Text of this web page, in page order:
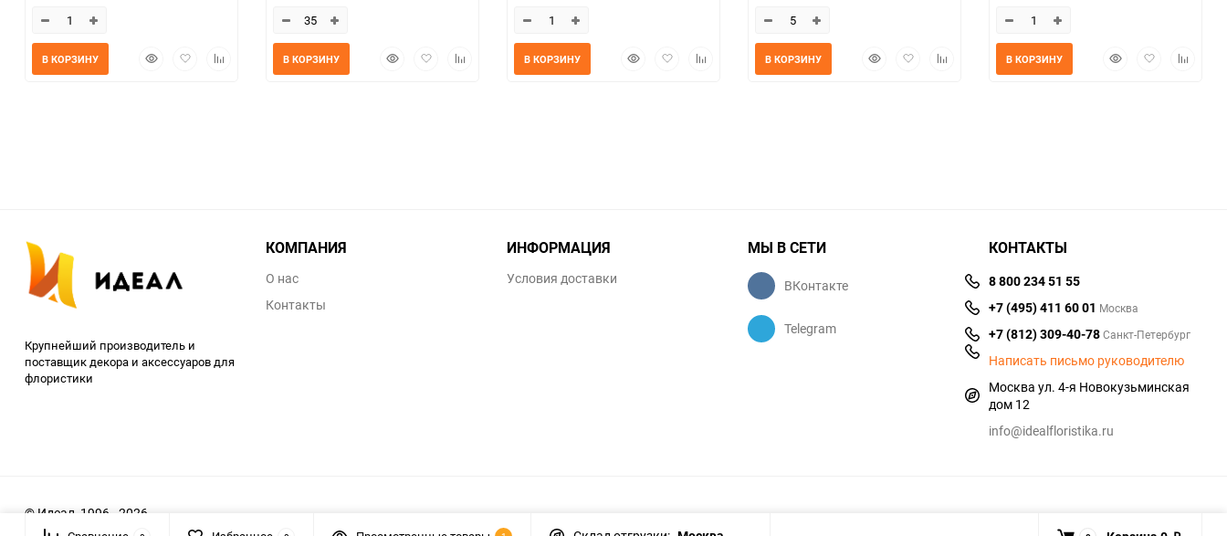
БыстрыйДобавитьДобавить
В КОРЗИНУ
БыстрыйДобавитьДобавить
В КОРЗИНУ
БыстрыйДобавитьДобавить
В КОРЗИНУ
БыстрыйДобавитьДобавить
В КОРЗИНУ
БыстрыйДобавить
В КОРЗИНУ
Крупнейший производитель и
поставщик декора и аксессуаров для
флористики
КОМПАНИЯ
О нас
Контакты
ИНФОРМАЦИЯ
Условия доставки
МЫ В СЕТИ
ВКонтакте
Telegram
КОНТАКТЫ
8 800 234 51 55
+7 (495) 411 60 01 Москва
+7 (812) 309-40-78Санкт-Петербург
Написать письмо руководителю
Москва ул. 4-я Новокузьминская
дом 12
info@idealfloristika.ru
© Идеал, 1996 - 2026